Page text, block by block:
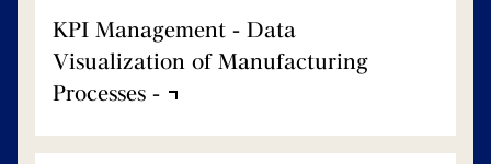
KPI Management - Data
Visualization of Manufacturing
Processes -